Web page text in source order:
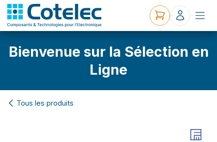
Bienvenue sur la Sélection en
Ligne
Tous les produits